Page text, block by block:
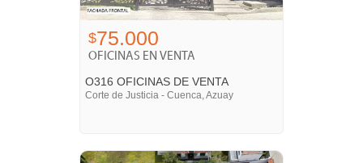
$75.000
OFICINAS EN VENTA
O316 OFICINAS DE VENTA
Corte de Justicia - Cuenca, Azuay